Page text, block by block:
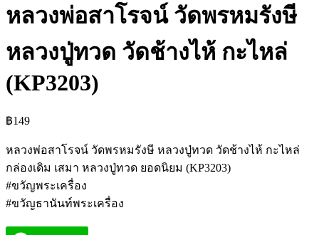
หลวงพ่อสาโรจน์ วัดพรหมรังษี
หลวงปู่ทวด วัดช้างไห้ กะไหล่
(KP3203)
฿149
หลวงพ่อสาโรจน์ วัดพรหมรังษี หลวงปู่ทวด วัดช้างไห้ กะไหล่
กล่องเดิม เสมา หลวงปู่ทวด ยอดนิยม (KP3203)
#ขวัญพระเครื่อง
#ขวัญธานันท์พระเครื่อง